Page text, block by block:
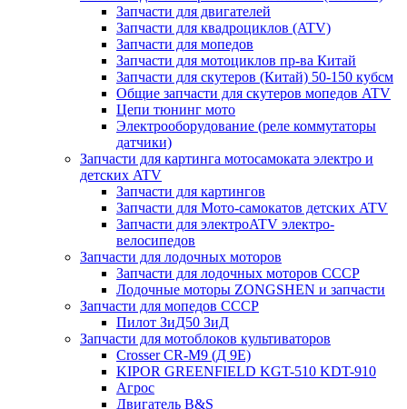
Запчасти для двигателей
Запчасти для квадроциклов (ATV)
Запчасти для мопедов
Запчасти для мотоциклов пр-ва Китай
Запчасти для скутеров (Китай) 50-150 кубсм
Общие запчасти для скутеров мопедов ATV
Цепи тюнинг мото
Электрооборудование (реле коммутаторы
датчики)
Запчасти для картинга мотосамоката электро и
детских ATV
Запчасти для картингов
Запчасти для Мото-самокатов детских ATV
Запчасти для электроATV электро-
велосипедов
Запчасти для лодочных моторов
Запчасти для лодочных моторов СССР
Лодочные моторы ZONGSHEN и запчасти
Запчасти для мопедов СССР
Пилот ЗиД50 ЗиД
Запчасти для мотоблоков культиваторов
Crosser CR-M9 (Д 9Е)
KIPOR GREENFIELD KGT-510 KDT-910
Агрос
Двигатель B&S